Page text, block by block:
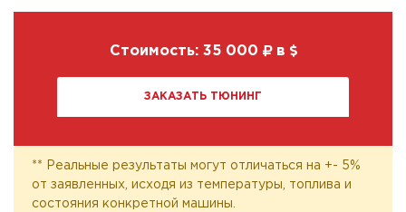
Стоимость: 35 000 в
ЗАКАЗАТЬ ТЮНИНГ
** Реальные результаты могут отличаться на +- 5%
от заявленных, исходя из температуры, топлива и
состояния конкретной машины.